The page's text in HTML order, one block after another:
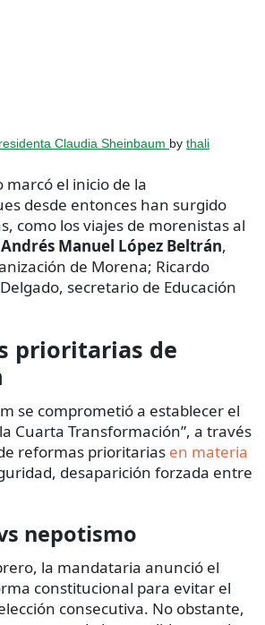
Claudia Sheinbaum by thali
marcó el inicio de la
desde entonces han surgido
como los viajes de morenistas al
Andrés Manuel López Beltrán,
de Morena; Ricardo
secretario de Educación
prioritarias de
se comprometió a establecer el
Cuarta Transformación”, a través
reformas prioritarias en materia
desaparición forzada entre
nepotismo
la mandataria anunció el
constitucional para evitar el
consecutiva. No obstante,